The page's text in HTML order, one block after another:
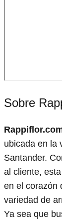
Sobre
ubicada en la
Santander.
al cliente,
en el corazón
variedad de
Ya sea que